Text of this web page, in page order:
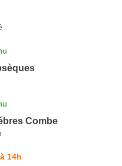
Combe
14h